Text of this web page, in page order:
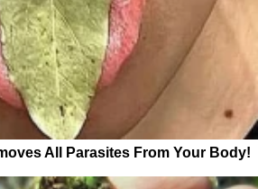
All Parasites From Your Body!